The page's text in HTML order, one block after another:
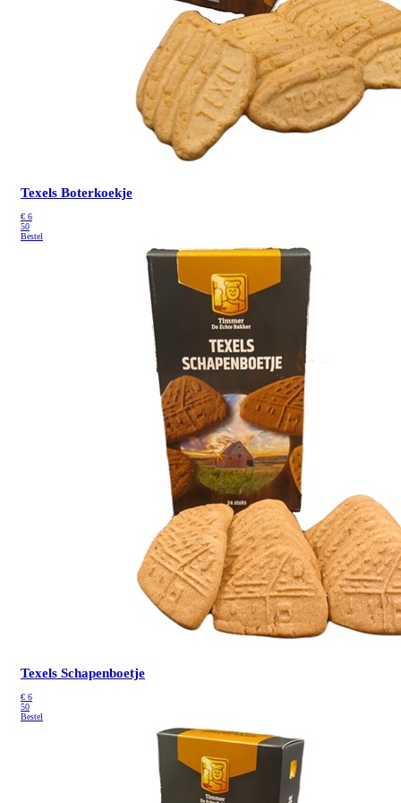
Texels Boterkoekje
€ 6
50
Bestel
Texels Schapenboetje
€ 6
50
Bestel